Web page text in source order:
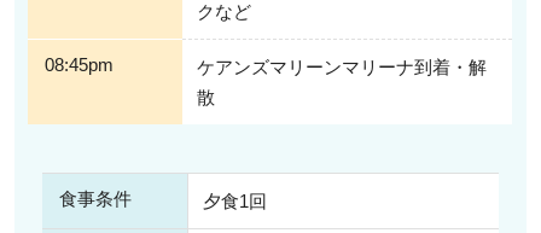
クなど
08:45pm
ケアンズマリーンマリーナ到着・解
散
食事条件 夕食1回